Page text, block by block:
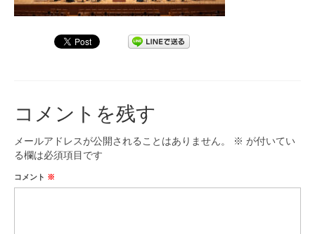
出張演奏
団員専用ページ
コメントを残す
メールアドレスが公開されることはありません。 ※ が付いてい
る欄は必須項目です
コメント ※